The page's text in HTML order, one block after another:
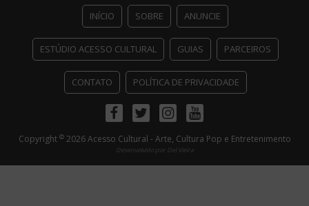
INÍCIO SOBRE ANUNCIE
ESTÚDIO ACESSO CULTURAL GUIAS PARCEIROS
CONTATO POLÍTICA DE PRIVACIDADE
FacebookTwitterInstagramYoutube
Copyright ©2026 Acesso Cultural - Arte, Cultura Pop e Entretenimento
Desenvolvido por Del Vieira